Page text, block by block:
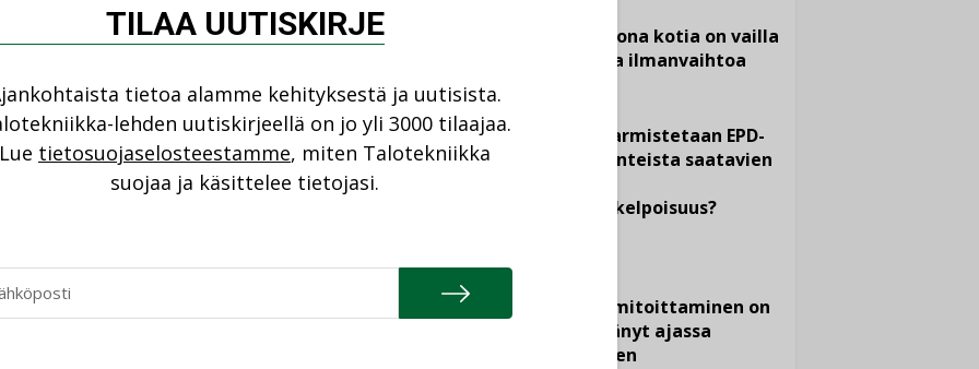
Yli miljoona kotia on vailla
toimivaa ilmanvaihtoa
Miten varmistetaan EPD-
dokumenteista saatavien
vertailukelpoisuus?
viemärimitoittaminen on
jämähtänyt ajassa
paikalleen
TILAA UUTISKIRJE
tietoa alamme kehityksestä ja uutisista.
lehden uutiskirjeellä on jo yli 3000 tilaajaa.
Lue tietosuojaselosteestamme, miten Talotekniikka
suojaa ja käsittelee tietojasi.